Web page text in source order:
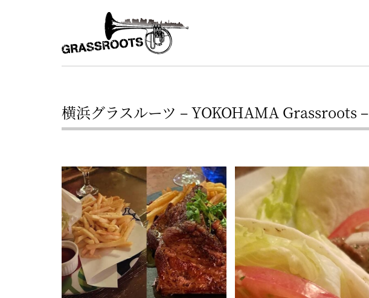
浜
グ
ス
ル
ツ
–
YOKOHAMA
Grassroots
–
駅
北
口
か
徒
歩
約
3
分・
鶴
屋
横浜グラスルーツ – YOKOHAMA Grassroots –